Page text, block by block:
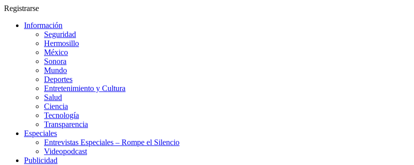
Registrarse
Información
Seguridad
Hermosillo
México
Sonora
Mundo
Deportes
Entretenimiento y Cultura
Salud
Ciencia
Tecnología
Transparencia
Especiales
Entrevistas Especiales – Rompe el Silencio
Videopodcast
Publicidad